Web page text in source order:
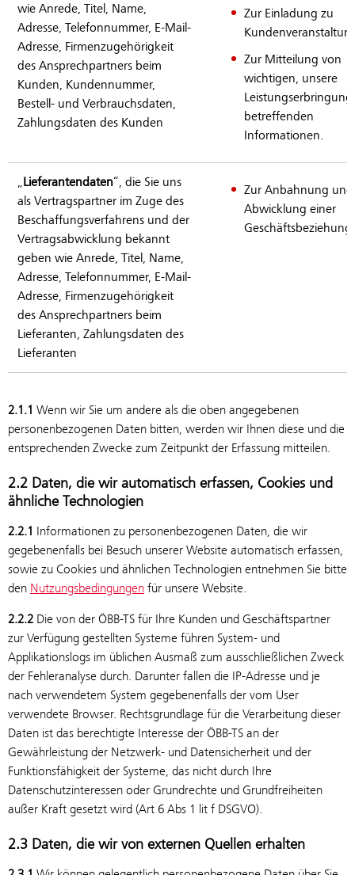
wie Anrede, Titel, Name,
Adresse, Telefonnummer, E-Mail-
Adresse, Firmenzugehörigkeit
des Ansprechpartners beim
Kunden, Kundennummer,
Bestell- und Verbrauchsdaten,
Zahlungsdaten des Kunden
Zur Einladung zu
Zur Mitteilung von
wichtigen, unsere
Leistungserbringung
betreffenden
Informationen.
„Lieferantendaten“, die Sie uns
als Vertragspartner im Zuge des
Beschaffungsverfahrens und der
Vertragsabwicklung bekannt
geben wie Anrede, Titel, Name,
Adresse, Telefonnummer, E-Mail-
Adresse, Firmenzugehörigkeit
des Ansprechpartners beim
Lieferanten, Zahlungsdaten des
Lieferanten
Zur Anbahnung und
Abwicklung einer
Geschäftsbeziehung
2.1.1 Wenn wir Sie um andere als die oben angegebenen
personenbezogenen Daten bitten, werden wir Ihnen diese und die
entsprechenden Zwecke zum Zeitpunkt der Erfassung mitteilen.
2.2 Daten, die wir automatisch erfassen, Cookies und
ähnliche Technologien
2.2.1 Informationen zu personenbezogenen Daten, die wir
gegebenenfalls bei Besuch unserer Website automatisch erfassen,
sowie zu Cookies und ähnlichen Technologien entnehmen Sie bitte
den Nutzungsbedingungen für unsere Website.
2.2.2 Die von der ÖBB-TS für Ihre Kunden und Geschäftspartner
zur Verfügung gestellten Systeme führen System- und
Applikationslogs im üblichen Ausmaß zum ausschließlichen Zweck
der Fehleranalyse durch. Darunter fallen die IP-Adresse und je
nach verwendetem System gegebenenfalls der vom User
verwendete Browser. Rechtsgrundlage für die Verarbeitung dieser
Daten ist das berechtigte Interesse der ÖBB-TS an der
Gewährleistung der Netzwerk- und Datensicherheit und der
Funktionsfähigkeit der Systeme, das nicht durch Ihre
Datenschutzinteressen oder Grundrechte und Grundfreiheiten
außer Kraft gesetzt wird (Art 6 Abs 1 lit f DSGVO).
2.3 Daten, die wir von externen Quellen erhalten